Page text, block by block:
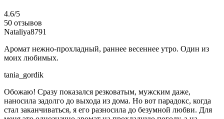
4.6/5
50 отзывов
Nataliya8791
Аромат нежно-прохладный, раннее весеннее утро. Один из
моих любимых.
tania_gordik
Обожаю! Сразу показался резковатым, мужским даже,
наносила задолго до выхода из дома. Но вот парадокс, когда
стал заканчиваться, я его разносила до безумной любви. Для